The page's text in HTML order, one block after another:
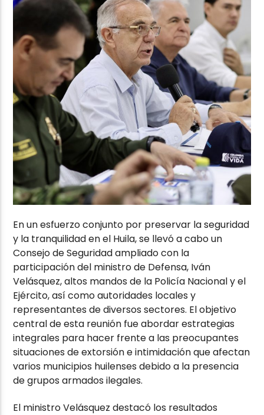
En un esfuerzo conjunto por preservar la seguridad
y la tranquilidad en el Huila, se llevó a cabo un
Consejo de Seguridad ampliado con la
participación del ministro de Defensa, Iván
Velásquez, altos mandos de la Policía Nacional y el
Ejército, así como autoridades locales y
representantes de diversos sectores. El objetivo
central de esta reunión fue abordar estrategias
integrales para hacer frente a las preocupantes
situaciones de extorsión e intimidación que afectan
varios municipios huilenses debido a la presencia
de grupos armados ilegales.
El ministro Velásquez destacó los resultados